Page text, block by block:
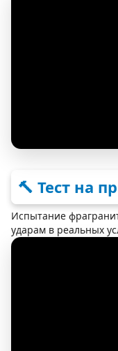
🔨 Тест на
Испытание
ударам в реальных